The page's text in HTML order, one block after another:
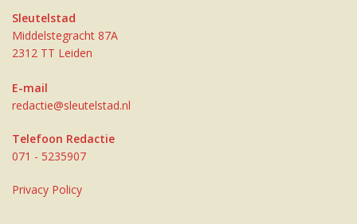
Sleutelstad
Middelstegracht 87A
2312 TT Leiden
E-mail
redactie@sleutelstad.nl
Telefoon Redactie
071 - 5235907
Privacy Policy